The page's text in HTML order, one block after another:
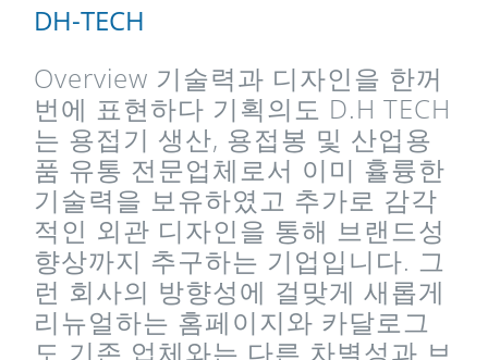
DH-TECH
Overview 기술력과 디자인을 한꺼
번에 표현하다 기획의도 D.H TECH
는 용접기 생산, 용접봉 및 산업용
품 유통 전문업체로서 이미 휼륭한
기술력을 보유하였고 추가로 감각
적인 외관 디자인을 통해 브랜드성
향상까지 추구하는 기업입니다. 그
런 회사의 방향성에 걸맞게 새롭게
리뉴얼하는 홈페이지와 카달로그
도 기존 업체와는 다른 차별성과 브